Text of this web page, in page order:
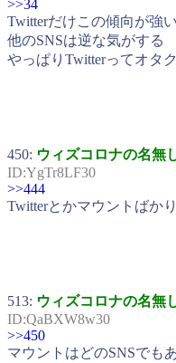
>>34
Twitterだけこの傾向が強い
他のSNSは逆な気がする
やっぱりTwitterってオタ
450: ウィズコロナの名無
ID:YgTr8LF30
>>444
Twitterとかマウントばか
513: ウィズコロナの名無
ID:QaBXW8w30
>>450
マウントはどのSNSでも